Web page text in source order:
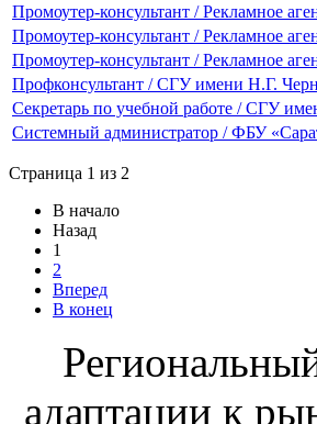
Промоутер-консультант / Рекламное
Промоутер-консультант / Рекламное
Промоутер-консультант / Рекламное
Профконсультант / СГУ имени Н.Г.
Секретарь по учебной работе / СГУ
Системный администратор / ФБУ
Страница 1 из 2
В начало
Назад
1
2
Вперед
В конец
адаптации к